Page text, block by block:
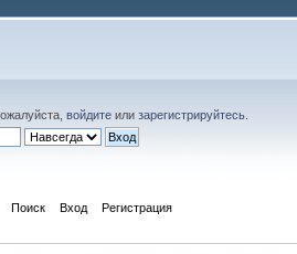
войдитеили зарегистрируйтесь.
Поиск Вход Регистрация